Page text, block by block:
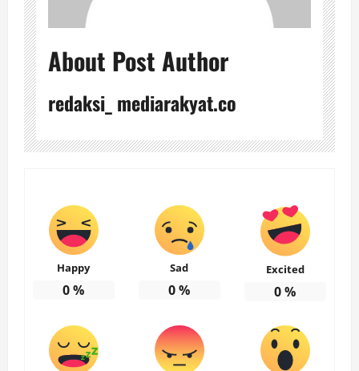
About Post Author
redaksi_ mediarakyat.co
Happy
0%
Sad
0%
Excited
0%